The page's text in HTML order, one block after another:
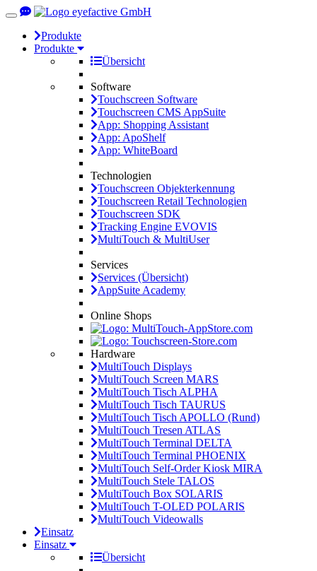
Toggle
navigationProdukte
Produkte
Übersicht
Software
Touchscreen Software
Touchscreen CMS AppSuite
App: Shopping Assistant
App: ApoShelf
App: WhiteBoard
Technologien
Touchscreen Objekterkennung
Touchscreen Retail Technologien
Touchscreen SDK
Tracking Engine EVOVIS
MultiTouch & MultiUser
Services
Services (Übersicht)
AppSuite Academy
Online Shops
Hardware
MultiTouch Displays
MultiTouch Screen MARS
MultiTouch Tisch ALPHA
MultiTouch Tisch TAURUS
MultiTouch Tisch APOLLO (Rund)
MultiTouch Tresen ATLAS
MultiTouch Terminal DELTA
MultiTouch Terminal PHOENIX
MultiTouch Self-Order Kiosk MIRA
MultiTouch Stele TALOS
MultiTouch Box SOLARIS
MultiTouch T-OLED POLARIS
MultiTouch Videowalls
Einsatz
Einsatz
Übersicht